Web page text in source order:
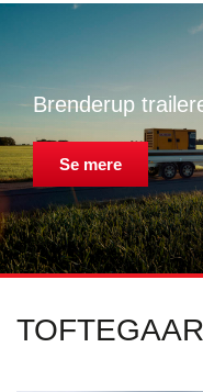
Brenderup
Se mere